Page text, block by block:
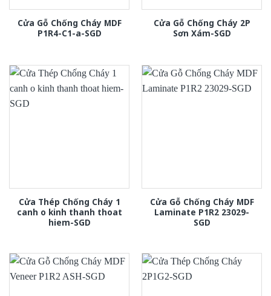
Cửa Gỗ Chống Cháy MDF
P1R4-C1-a-SGD
Cửa Gỗ Chống Cháy 2P
Sơn Xám-SGD
Cửa Thép Chống Cháy 1
canh o kinh thanh thoat
hiem-SGD
Cửa Gỗ Chống Cháy MDF
Laminate P1R2 23029-
SGD